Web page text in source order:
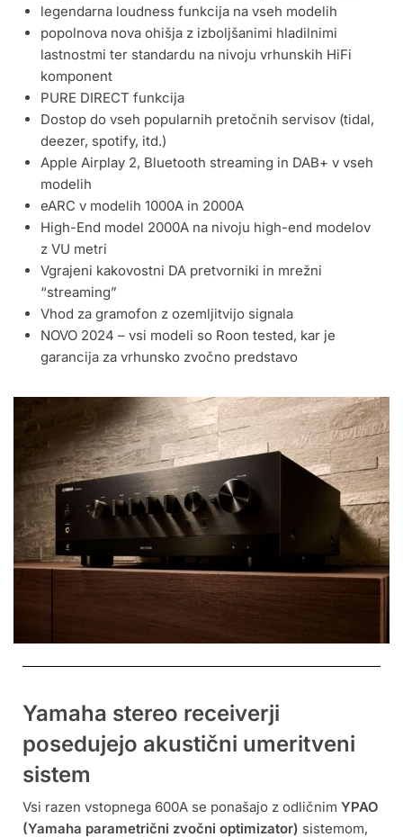
legendarna loudness funkcija na vseh modelih
popolnova nova ohišja z izboljšanimi hladilnimi
lastnostmi ter standardu na nivoju vrhunskih HiFi
komponent
PURE DIRECT funkcija
Dostop do vseh popularnih pretočnih servisov (tidal,
deezer, spotify, itd.)
Apple Airplay 2, Bluetooth streaming in DAB+ v vseh
modelih
eARC v modelih 1000A in 2000A
High-End model 2000A na nivoju high-end modelov
z VU metri
Vgrajeni kakovostni DA pretvorniki in mrežni
“streaming”
Vhod za gramofon z ozemljitvijo signala
NOVO 2024 – vsi modeli so Roon tested, kar je
garancija za vrhunsko zvočno predstavo
Yamaha stereo receiverji
posedujejo akustični umeritveni
sistem
Vsi razen vstopnega 600A se ponašajo z odličnim YPAO
(Yamaha parametrični zvočni optimizator) sistemom,